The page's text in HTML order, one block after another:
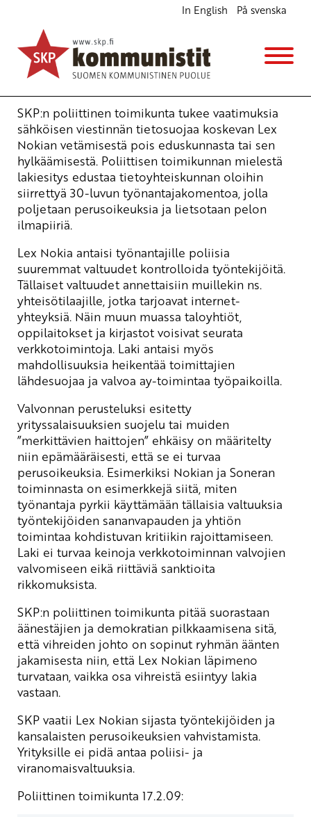
In English På svenska
SKP vastustaa Lex Nokiaa
Ajankohtaista
3.3.2009 - 19:08(Muokattu 6.11.2025 - 13:49)
SKP:n poliittinen toimikunta tukee vaatimuksia
sähköisen viestinnän tietosuojaa koskevan Lex
Nokian vetämisestä pois eduskunnasta tai sen
hylkäämisestä. Poliittisen toimikunnan mielestä
lakiesitys edustaa tietoyhteiskunnan oloihin
siirrettyä 30-luvun työnantajakomentoa, jolla
poljetaan perusoikeuksia ja lietsotaan pelon
ilmapiiriä.
Lex Nokia antaisi työnantajille poliisia
suuremmat valtuudet kontrolloida työntekijöitä.
Tällaiset valtuudet annettaisiin muillekin ns.
yhteisötilaajille, jotka tarjoavat internet-
yhteyksiä. Näin muun muassa taloyhtiöt,
oppilaitokset ja kirjastot voisivat seurata
verkkotoimintoja. Laki antaisi myös
mahdollisuuksia heikentää toimittajien
lähdesuojaa ja valvoa ay-toimintaa työpaikoilla.
Valvonnan perusteluksi esitetty
yrityssalaisuuksien suojelu tai muiden
”merkittävien haittojen” ehkäisy on määritelty
niin epämääräisesti, että se ei turvaa
perusoikeuksia. Esimerkiksi Nokian ja Soneran
toiminnasta on esimerkkejä siitä, miten
työnantaja pyrkii käyttämään tällaisia valtuuksia
työntekijöiden sananvapauden ja yhtiön
toimintaa kohdistuvan kritiikin rajoittamiseen.
Laki ei turvaa keinoja verkkotoiminnan valvojien
valvomiseen eikä riittäviä sanktioita
rikkomuksista.
SKP:n poliittinen toimikunta pitää suorastaan
äänestäjien ja demokratian pilkkaamisena sitä,
että vihreiden johto on sopinut ryhmän äänten
jakamisesta niin, että Lex Nokian läpimeno
turvataan, vaikka osa vihreistä esiintyy lakia
vastaan.
SKP vaatii Lex Nokian sijasta työntekijöiden ja
kansalaisten perusoikeuksien vahvistamista.
Yrityksille ei pidä antaa poliisi- ja
viranomaisvaltuuksia.
Poliittinen toimikunta 17.2.09: